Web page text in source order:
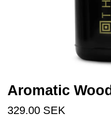
Aromatic
329.00 SEK